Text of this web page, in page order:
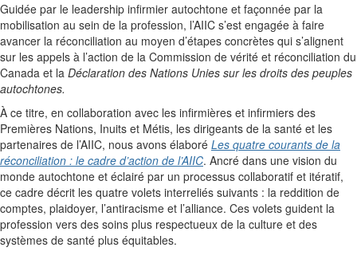
Guidée par le leadership infirmier autochtone et façonnée par la
mobilisation au sein de la profession, l’AIIC s’est engagée à faire
avancer la réconciliation au moyen d’étapes concrètes qui s’alignent
sur les appels à l’action de la Commission de vérité et réconciliation du
Canada et la Déclaration des Nations Unies sur les droits des peuples
autochtones.
À ce titre, en collaboration avec les infirmières et infirmiers des
Premières Nations, Inuits et Métis, les dirigeants de la santé et les
partenaires de l’AIIC, nous avons élaboré Les quatre courants de la
réconciliation : le cadre d’action de l’AIIC. Ancré dans une vision du
monde autochtone et éclairé par un processus collaboratif et itératif,
ce cadre décrit les quatre volets interreliés suivants : la reddition de
comptes, plaidoyer, l’antiracisme et l’alliance. Ces volets guident la
profession vers des soins plus respectueux de la culture et des
systèmes de santé plus équitables.